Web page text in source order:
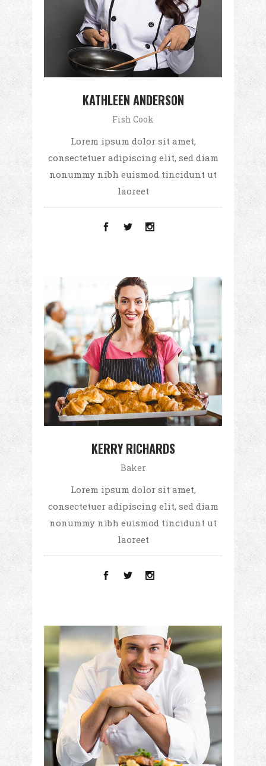
KATHLEEN ANDERSON
Fish Cook
Lorem ipsum dolor sit amet,
consectetuer adipiscing elit, sed diam
nonummy nibh euismod tincidunt ut
laoreet
KERRY RICHARDS
Baker
Lorem ipsum dolor sit amet,
consectetuer adipiscing elit, sed diam
nonummy nibh euismod tincidunt ut
laoreet